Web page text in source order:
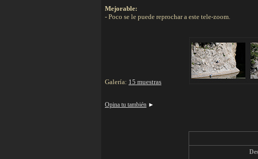
Mejorable:
- Poco se le puede reprochar a este tele-zoom.
Galería: 15 muestras
Opina tu también ►